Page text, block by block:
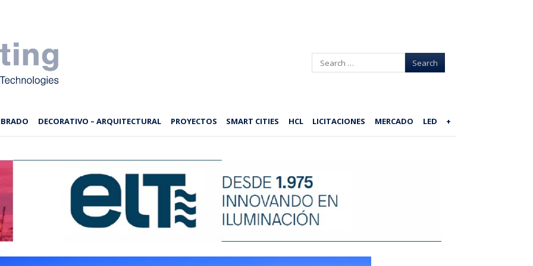
Search
DECORATIVO – ARQUITECTURAL PROYECTOS SMART CITIES HCL LICITACIONES MERCADO LED +